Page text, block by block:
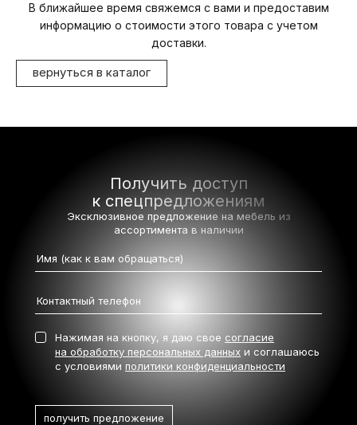
В ближайшее время свяжемся с вами и предоставим
информацию о стоимости этого товара с учетом
доставки.
вернуться в каталог
Получить доступ
к спецпредложениям
Эксклюзивное предложение на мебель из
ассортимента в наличии
Нажимая на кнопку, я даю свое согласие
на обработку персональных данных и соглашаюсь
с условиями политики конфиденциальности